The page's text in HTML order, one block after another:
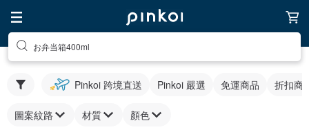
お弁当箱400ml
Pinkoi 跨境直送 Pinkoi 嚴選 免運商品 折扣商
圖案紋路 材質 顏色